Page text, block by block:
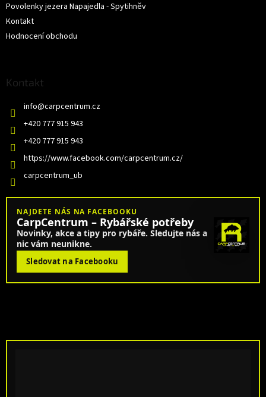
Povolenky jezera Napajedla - Spytihněv
Kontakt
Hodnocení obchodu
Kontakt
info@carpcentrum.cz
+420 777 915 943
+420 777 915 943
https://www.facebook.com/carpcentrum.cz/
carpcentrum_ub
NAJDETE NÁS NA FACEBOOKU
CarpCentrum – Rybářské potřeby
Novinky, akce a tipy pro rybáře. Sledujte nás a
nic vám neunikne.
Sledovat na Facebooku